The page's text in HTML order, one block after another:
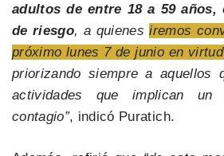
adultos de entre 18 a 59
de riesgo, a quienesiremos
próximo lunes 7 de junio en
priorizando siempre a aquellos
actividades que implican
contagio”, indicó Puratich.